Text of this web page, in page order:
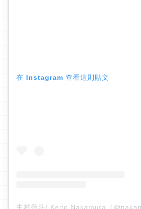
在 Instagram 查看這則貼文